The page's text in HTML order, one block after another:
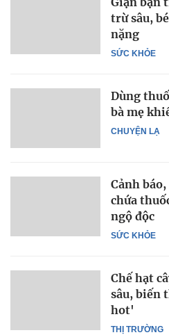
SỨC KHỎE
trừ sâu,
nặng
CHUYỆN LẠ
Dùng
bà mẹ
SỨC KHỎE
Cảnh
chứa
ngộ độc
THỊ TRƯỜNG
Chế hạt
sâu, biến
hot'